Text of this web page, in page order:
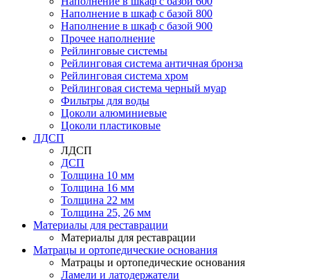
Наполнение в шкаф с базой 800
Наполнение в шкаф с базой 900
Прочее наполнение
Рейлинговые системы
Рейлинговая система античная бронза
Рейлинговая система хром
Рейлинговая система черный муар
Фильтры для воды
Цоколи алюминиевые
Цоколи пластиковые
ЛДСП
ЛДСП
ДСП
Толщина 10 мм
Толщина 16 мм
Толщина 22 мм
Толщина 25, 26 мм
Материалы для реставрации
Материалы для реставрации
Матрацы и ортопедические основания
Матрацы и ортопедические основания
Ламели и латодержатели